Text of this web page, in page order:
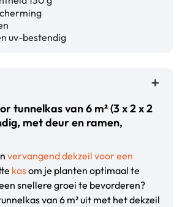
uv-bestendig
tunnelkas van 6 m² (3 x 2 x 2
met deur en ramen,
vervangend dekzeil voor een
kasom je planten optimaal te
snellere groei te bevorderen?
van 6 m² uit met het dekzeil